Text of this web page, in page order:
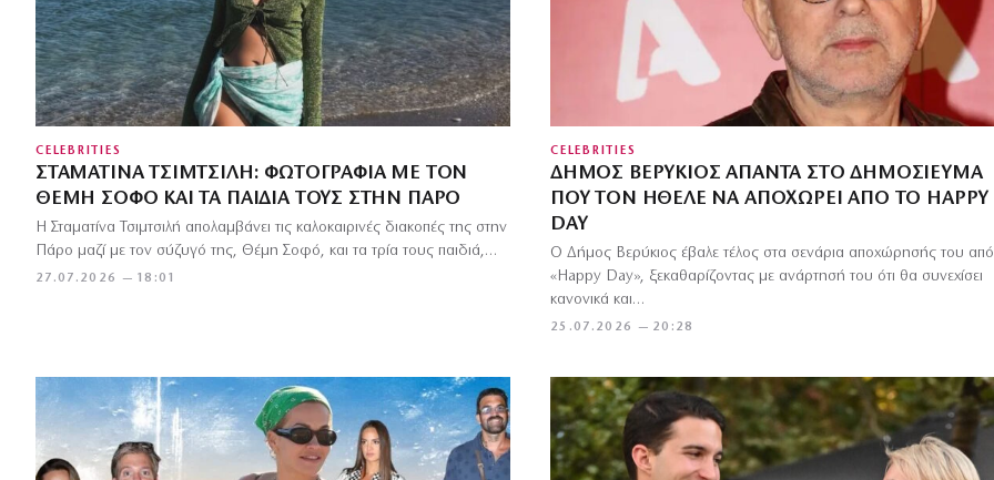
CELEBRITIES
ΣΤΑΜΑΤΊΝΑ ΤΣΙΜΤΣΙΛΉ: ΦΩΤΟΓΡΑΦΊΑ ΜΕ ΤΟΝ
ΘΈΜΗ ΣΟΦΌ ΚΑΙ ΤΑ ΠΑΙΔΙΆ ΤΟΥΣ ΣΤΗΝ ΠΆΡΟ
27.07.2026 — 18:01
Η Σταματίνα Τσιμτσιλή απολαμβάνει τις καλοκαιρινές διακοπές της στην
Πάρο μαζί με τον σύζυγό της, Θέμη Σοφό, και τα τρία τους παιδιά,…
CELEBRITIES
ΔΉΜΟΣ ΒΕΡΎΚΙΟΣ ΑΠΑΝΤΆ ΣΤΟ ΔΗΜΟΣΊΕΥΜΑ
ΠΟΥ ΤΟΝ ΉΘΕΛΕ ΝΑ ΑΠΟΧΩΡΕΊ ΑΠΌ ΤΟ HAPPY
DAY
25.07.2026 — 20:28
Ο Δήμος Βερύκιος έβαλε τέλος στα σενάρια αποχώρησής του
«Happy Day», ξεκαθαρίζοντας με ανάρτησή του ότι θα συνεχίσει
κανονικά και…